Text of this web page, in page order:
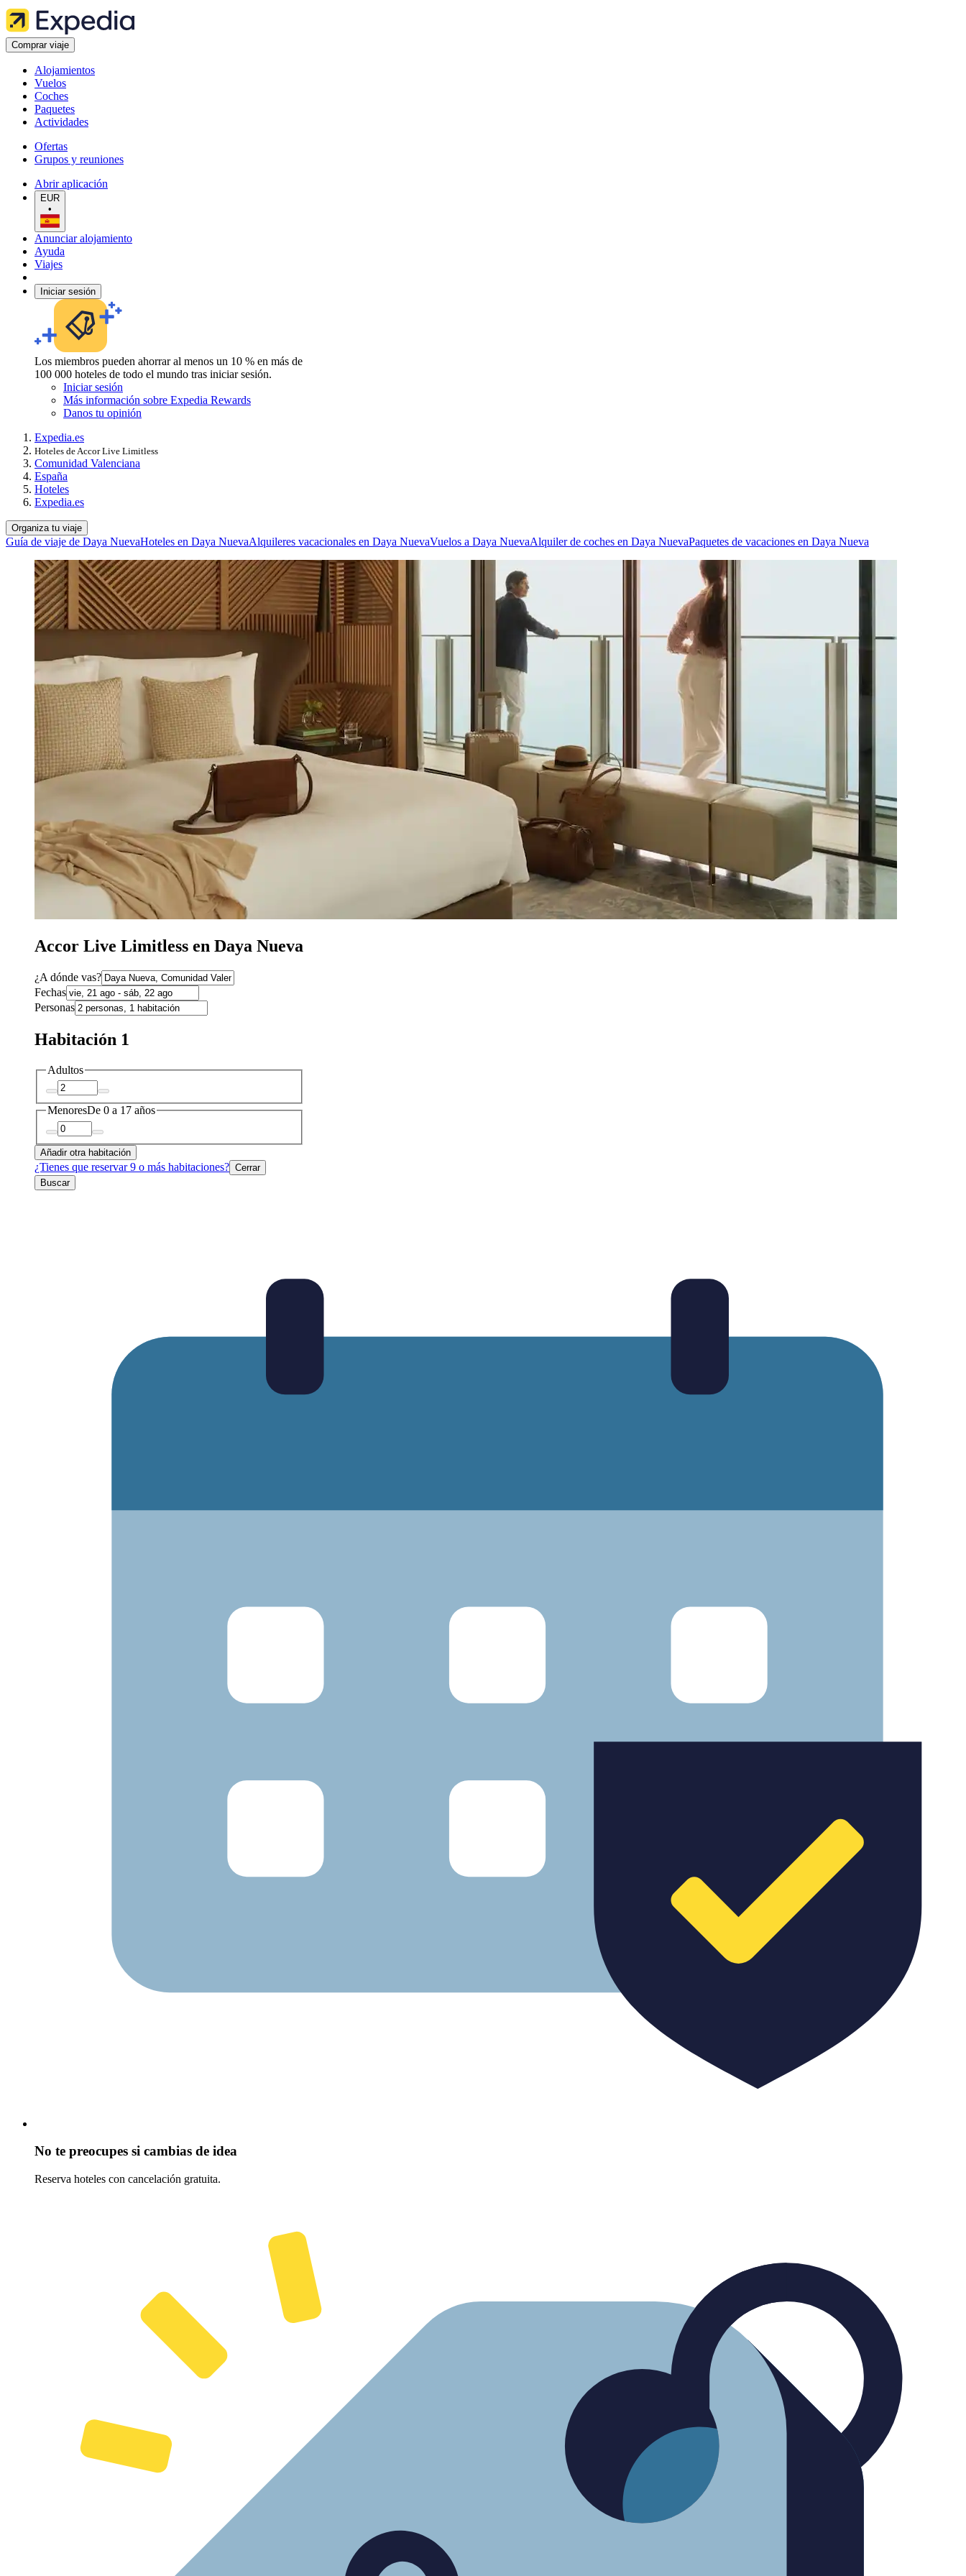
Comprar viaje
Alojamientos
Vuelos
Coches
Paquetes
Actividades
Ofertas
Grupos y reuniones
Abrir aplicación
EUR
•
Anunciar alojamiento
Ayuda
Viajes
Iniciar sesión
Los miembros pueden ahorrar al menos un 10 % en más de
100 000 hoteles de todo el mundo tras iniciar sesión.
Iniciar sesión
Más información sobre Expedia Rewards
Danos tu opinión
Expedia.es
Hoteles de Accor Live Limitless
Comunidad Valenciana
España
Hoteles
Expedia.es
Organiza tu viaje
Guía de viaje de Daya NuevaHoteles en Daya NuevaAlquileres vacacionales en Daya NuevaVuelos a Daya NuevaAlquiler de coches en Daya NuevaPaquetes de vacaciones en Daya Nueva
Accor Live Limitless en Daya Nueva
¿A dónde vas?
Fechas
Personas
Habitación 1
Adultos
MenoresDe 0 a 17 años
Añadir otra habitación
¿Tienes que reservar 9 o más habitaciones? Cerrar
Buscar
No te preocupes si cambias de idea
Reserva hoteles con cancelación gratuita.